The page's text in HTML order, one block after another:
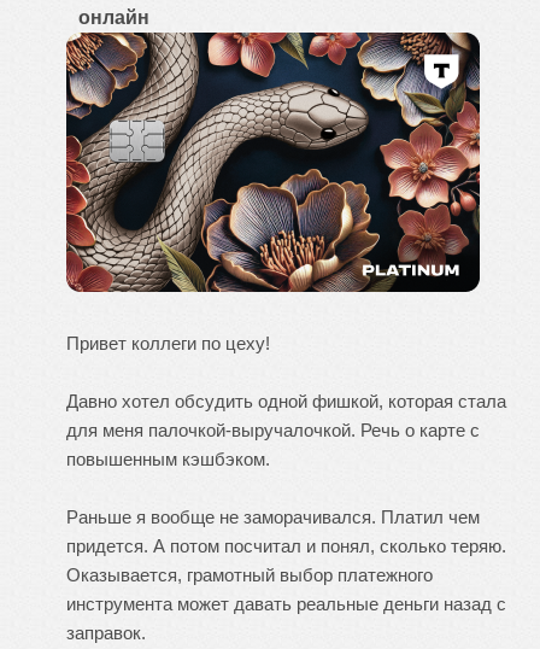
онлайн
Привет коллеги по цеху!
Давно хотел обсудить одной фишкой, которая стала
для меня палочкой-выручалочкой. Речь о карте с
повышенным кэшбэком.
Раньше я вообще не заморачивался. Платил чем
придется. А потом посчитал и понял, сколько теряю.
Оказывается, грамотный выбор платежного
инструмента может давать реальные деньги назад с
заправок.